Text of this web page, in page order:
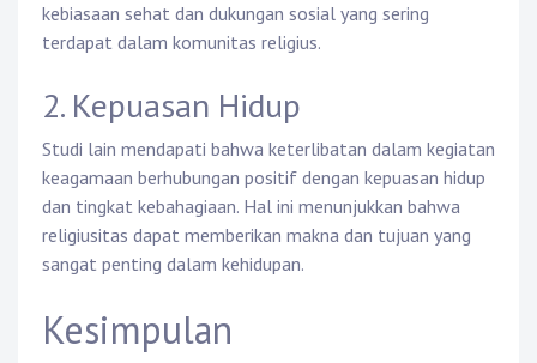
kebiasaan sehat dan dukungan sosial yang sering
terdapat dalam komunitas religius.
2. Kepuasan Hidup
Studi lain mendapati bahwa keterlibatan dalam kegiatan
keagamaan berhubungan positif dengan kepuasan hidup
dan tingkat kebahagiaan. Hal ini menunjukkan bahwa
religiusitas dapat memberikan makna dan tujuan yang
sangat penting dalam kehidupan.
Kesimpulan